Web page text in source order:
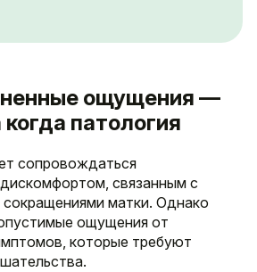
ощущения —
патология
сопровождаться
связанным с
сокращениями матки. Однако
ощущения от
которые требуют